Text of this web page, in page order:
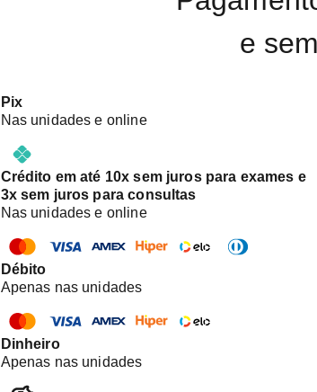
e
Pix
Nas unidades e online
Crédito em até 10x sem juros para exames e
3x sem juros para consultas
Nas unidades e online
Débito
Apenas nas unidades
Dinheiro
Apenas nas unidades